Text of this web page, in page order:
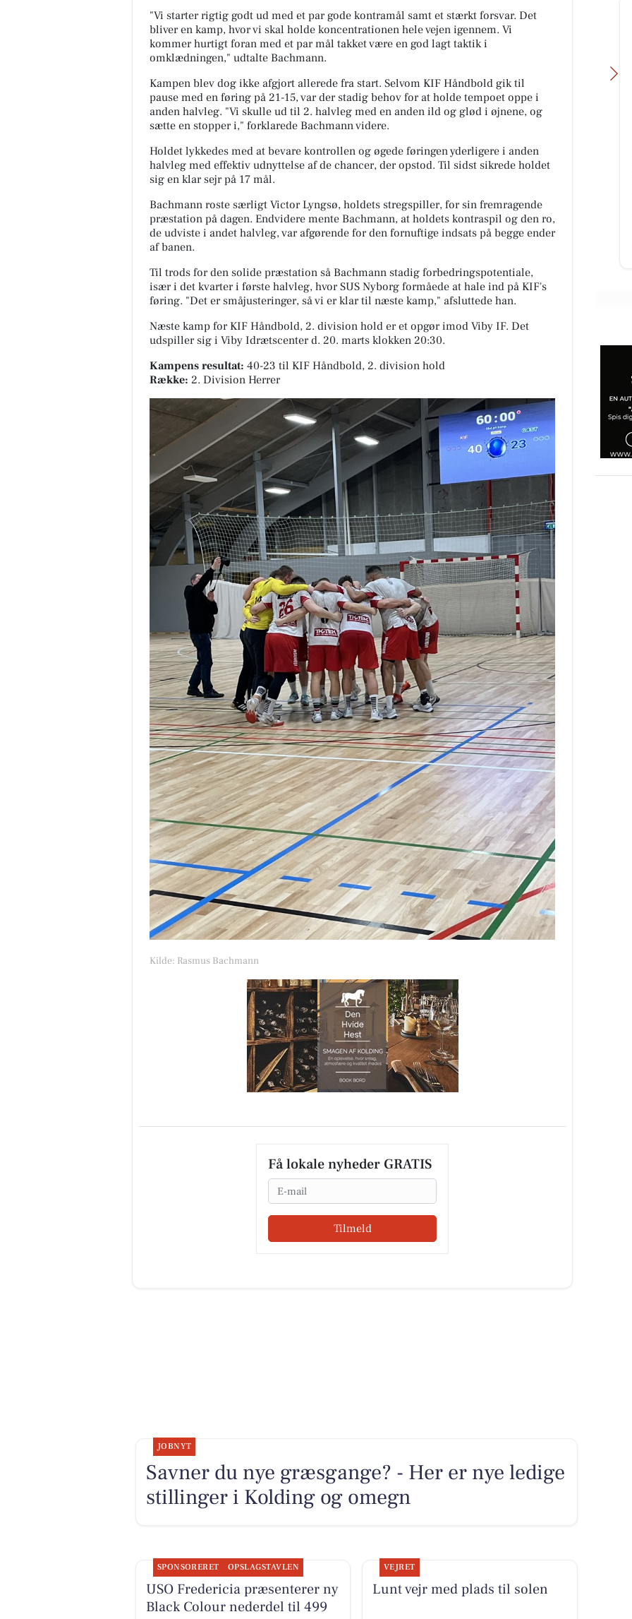
"Vi starter rigtig godt ud med et par gode kontramål samt et stærkt forsvar. Det
bliver en kamp, hvor vi skal holde koncentrationen hele vejen igennem. Vi
kommer hurtigt foran med et par mål takket være en god lagt taktik i
omklædningen," udtalte Bachmann.
Kampen blev dog ikke afgjort allerede fra start. Selvom KIF Håndbold gik til
pause med en føring på 21-15, var der stadig behov for at holde tempoet oppe i
anden halvleg. "Vi skulle ud til 2. halvleg med en anden ild og glød i øjnene, og
sætte en stopper i," forklarede Bachmann videre.
Holdet lykkedes med at bevare kontrollen og øgede føringen yderligere i anden
halvleg med effektiv udnyttelse af de chancer, der opstod. Til sidst sikrede holdet
sig en klar sejr på 17 mål.
Bachmann roste særligt Victor Lyngsø, holdets stregspiller, for sin fremragende
præstation på dagen. Endvidere mente Bachmann, at holdets kontraspil og den ro,
de udviste i andet halvleg, var afgørende for den fornuftige indsats på begge ender
af banen.
Til trods for den solide præstation så Bachmann stadig forbedringspotentiale,
især i det kvarter i første halvleg, hvor SUS Nyborg formåede at hale ind på KIF's
føring. "Det er småjusteringer, så vi er klar til næste kamp," afsluttede han.
Næste kamp for KIF Håndbold, 2. division hold er et opgør imod Viby IF. Det
udspiller sig i Viby Idrætscenterd. 20. marts klokken 20:30.
Kampens resultat: 40-23 til KIF Håndbold, 2. division hold
Række: 2. Division Herrer
Kilde: Rasmus Bachmann
Få lokale nyheder GRATIS
Email
Tilmeld
MediSkin
✨ Der findes sjældent én
behandling, der kan det hele.
Derfor kombinerer vi ofte
forskellige behandlingsformer for
at skabe ...
Åbn opslaget
Skousen Kolding
at hjælpe dig med at finde det
rigtige. 📍 Platinvej 2...
JOBNYT
Savner du nye græsgange? - Her er nye ledige
stillinger i Kolding og omegn
SPONSORERET OPSLAGSTAVLEN
USO Fredericia præsenterer ny
Black Colour nederdel til 499
VEJRET
Lunt vejr med plads til solen